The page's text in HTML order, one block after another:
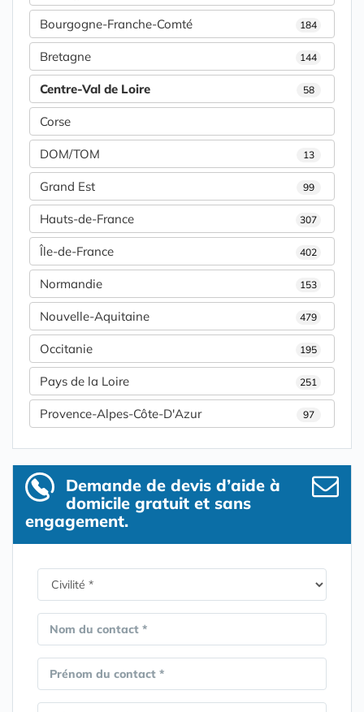
Bourgogne-Franche-Comté 184
Bretagne 144
Centre-Val de Loire 58
Corse
DOM/TOM 13
Grand Est 99
Hauts-de-France 307
Île-de-France 402
Normandie 153
Nouvelle-Aquitaine 479
Occitanie 195
Pays de la Loire 251
Provence-Alpes-Côte-D'Azur 97
Demande de devis d’aide à
domicile gratuit et sans
engagement.
Nom du contact *
Prénom du contact *